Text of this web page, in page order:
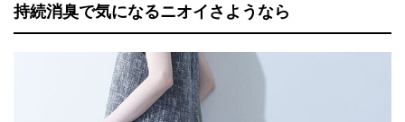
持続消臭で気になるニオイさようなら